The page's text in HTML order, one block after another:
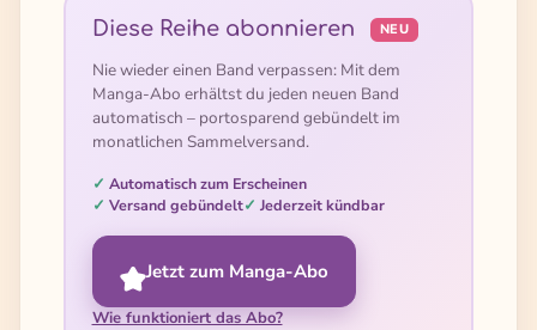
Diese Reihe abonnieren NEU
Nie wieder einen Band verpassen: Mit dem
Manga-Abo erhältst du jeden neuen Band
automatisch – portosparend gebündelt im
monatlichen Sammelversand.
Automatisch zum Erscheinen
Versand gebündelt
Jederzeit kündbar
Jetzt zum Manga-Abo
Wie funktioniert das Abo?